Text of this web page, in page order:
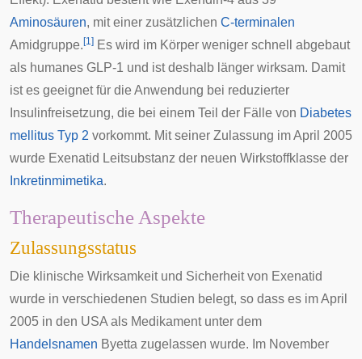
Aminosäuren, mit einer zusätzlichen C-terminalen
Amidgruppe. [1] Es wird im Körper weniger schnell abgebaut
als humanes GLP-1 und ist deshalb länger wirksam. Damit
ist es geeignet für die Anwendung bei reduzierter
Insulinfreisetzung, die bei einem Teil der Fälle von Diabetes
mellitus Typ 2 vorkommt. Mit seiner Zulassung im April 2005
wurde Exenatid Leitsubstanz der neuen Wirkstoffklasse der
Inkretinmimetika.
Therapeutische Aspekte
Zulassungsstatus
Die klinische Wirksamkeit und Sicherheit von Exenatid
wurde in verschiedenen Studien belegt, so dass es im April
2005 in den USA als Medikament unter dem
Handelsnamen Byetta zugelassen wurde. Im November